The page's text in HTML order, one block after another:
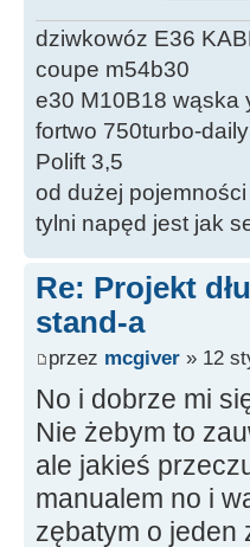
dziwkowóz E36
coupe m54b30
e30 M10B18 wąska
fortwo 750turbo-daily
Polift 3,5
od dużej
tylni napęd jest jak
Re: Projekt
stand-a
przez mcgiver » 12
No i dobrze mi
Nie żebym to
ale jakieś
manualem no i
zębatym o jeden